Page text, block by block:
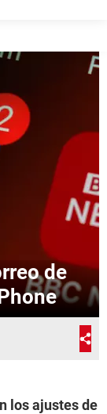
de
los ajustes de